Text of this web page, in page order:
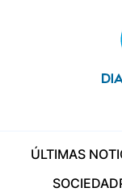
ÚLTIMAS
SOCIEDAD